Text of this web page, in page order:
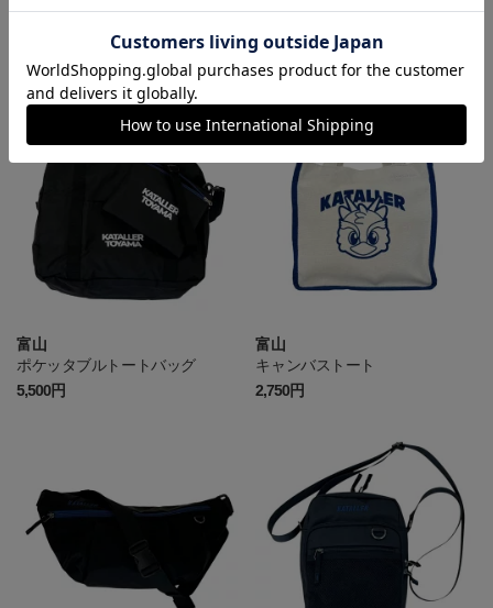
リボンスカーフ
1,540円
バッグカバー_2026
1,540円
富山
ポケッタブルトートバッグ
5,500円
富山
キャンバストート
2,750円